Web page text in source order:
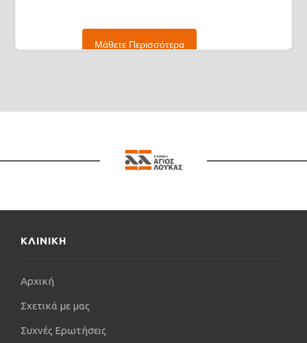
Στη συνέχεια, διετέλεσε επίσημος
γιατρός της Εθνικής Ποδοσφαιρικής
χρόνο (2013-2014).
των οποίων αποτελούν μεγάλα κέντρα αναφοράς
σε παγκόσμιο επίπεδο και οι διευθυντές τους είναι
τεχνικών. Επιλεκτικά, αναφέρουμε τους
Μάθετε Περισσότερα
ΚΛΙΝΙΚΗ
Αρχική
Σχετικά με μας
Συχνές Ερωτήσεις